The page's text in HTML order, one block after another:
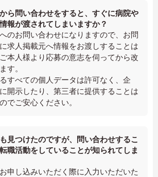
ら問い合わせをすると、すぐに病院や
報が渡されてしまいますか？
のお問い合わせになりますので、お問
求人掲載元へ情報をお渡しすることは
本人様より応募の意志を伺ってから改
す。
すべての個人データは許可なく、企
開示したり、第三者に提供することは
でご安心ください。
見つけたのですが、問い合わせするこ
職活動をしていることが知られてしま
申し込みいただく際に入力いただいた